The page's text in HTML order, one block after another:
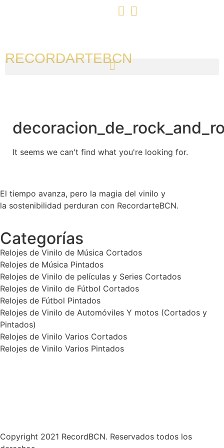
RECORDARTEBCN
It seems we can't find what you're looking for.
El tiempo avanza, pero la magia del vinilo y
la sostenibilidad perduran con RecordarteBCN.
Categorías
Relojes de Vinilo de Música Cortados
Relojes de Música Pintados
Relojes de Vinilo de películas y Series Cortados
Relojes de Vinilo de Fútbol Cortados
Relojes de Fútbol Pintados
Relojes de Vinilo de Automóviles Y motos (Cortados y
Pintados)
Relojes de Vinilo Varios Cortados
Relojes de Vinilo Varios Pintados
Copyright 2021 RecordBCN. Reservados todos los